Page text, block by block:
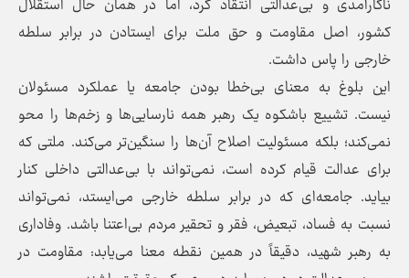
ناکارآمدی و بی‌عدالتی انتقاد کرد، اما در همان حال استقلال
کشور، اصل مقاومت و حق ملت برای ایستادن در برابر سلطه
خارجی را پاس داشت.
این بلوغ به معنای بی‌خطا بودن جامعه یا عملکرد مسئولان
نیست. تشییع باشکوه یک رهبر همه نارسایی‌ها و زخم‌ها را محو
نمی‌کند؛ بلکه مسئولیت اصلاح آن‌ها را سنگین‌تر می‌کند. ملتی که
برای عدالت قیام کرده است، نمی‌تواند با بی‌عدالتی داخلی کنار
بیاید. جامعه‌ای که در برابر سلطه خارجی می‌ایستد، نمی‌تواند
نسبت به فساد، تبعیض، فقر و تحقیر مردم بی‌اعتنا باشد. وفاداری
به رهبر شهید، دقیقاً در همین نقطه معنا می‌یابد: مقاومت در